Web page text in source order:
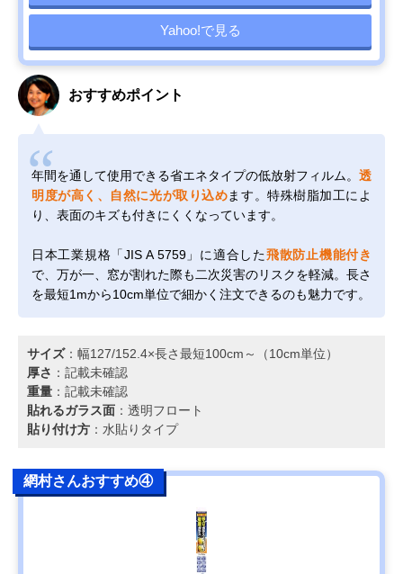
Yahoo!で見る
おすすめポイント
年間を通して使用できる省エネタイプの低放射フィルム。 透
明度が高く、自然に光が取り込めます。特殊樹脂加工によ
り、表面のキズも付きにくくなっています。
日本工業規格「JIS A 5759」に適合した飛散防止機能付き
で、万が一、窓が割れた際も二次災害のリスクを軽減。長さ
を最短1mから10cm単位で細かく注文できるのも魅力です。
サイズ：幅127/152.4×長さ最短100cm～（10cm単位）
厚さ ：記載未確認
重量 ：記載未確認
貼れるガラス面 ：透明フロート
貼り付け方 ：水貼りタイプ
網村さんおすすめ④